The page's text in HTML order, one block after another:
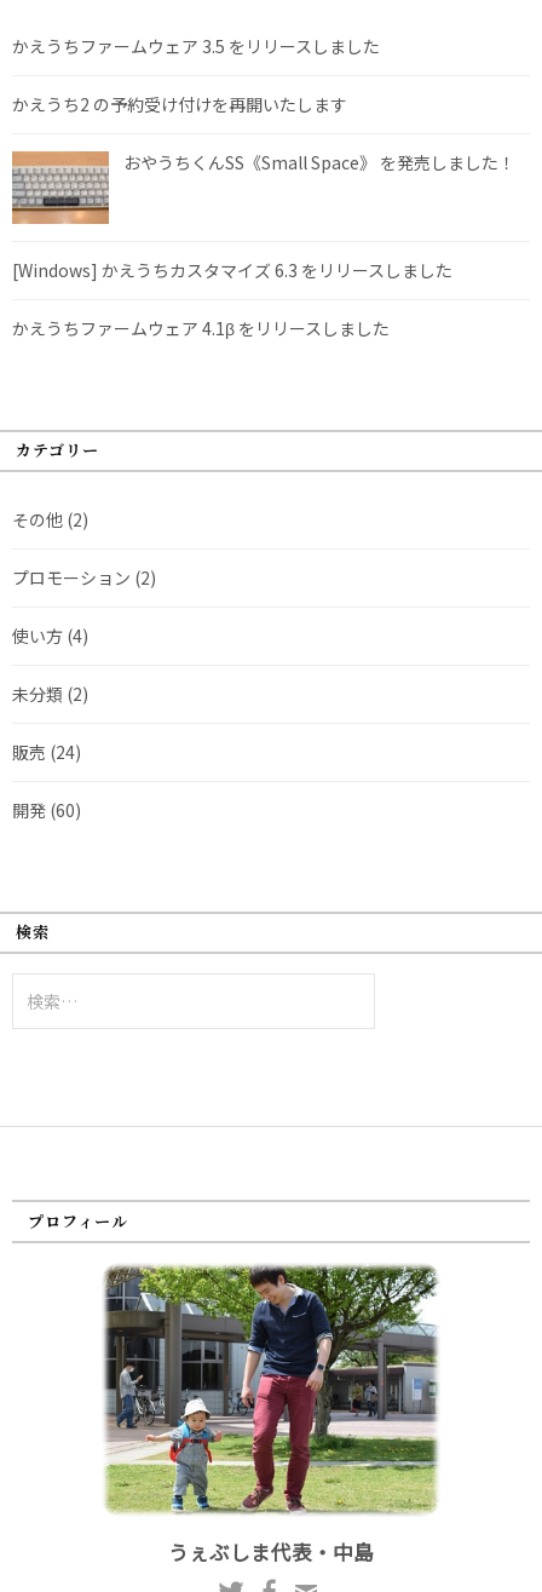
かえうちファームウェア 3.5 をリリースしました
かえうち2 の予約受け付けを再開いたします
おやうちくんSS《Small Space》 を発売しました！
[Windows] かえうちカスタマイズ 6.3 をリリースしました
かえうちファームウェア 4.1β をリリースしました
カテゴリー
その他 (2)
プロモーション (2)
使い方 (4)
未分類 (2)
販売 (24)
開発 (60)
検索
索:
プロフィール
うぇぶしま代表・中島